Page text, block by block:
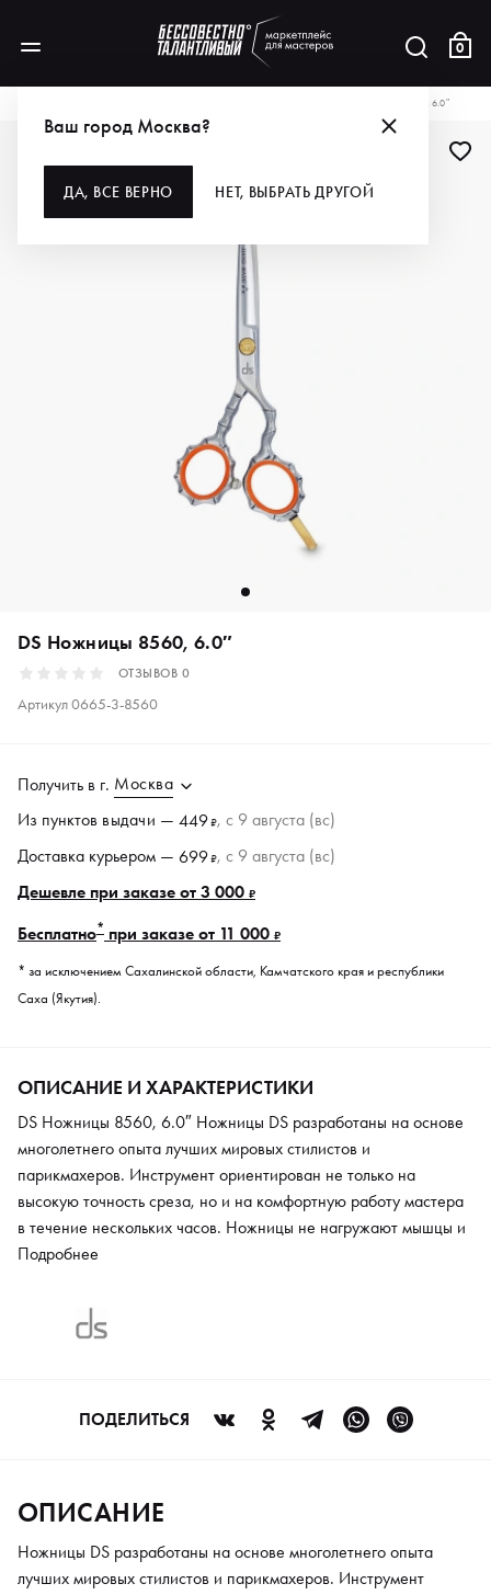
0
Ваш город Москва?
ДА, ВСЕ ВЕРНО НЕТ, ВЫБРАТЬ ДРУГОЙ
DS НОЖНИЦЫ 8560, 6.0″
DS Ножницы 8560, 6.0″
ОТЗЫВОВ 0
Артикул0665-3-8560
Получить в г. Москва
Из пунктов выдачи — 449₽, c 9 августа (вс)
Доставка курьером — 699₽, c 9 августа (вс)
Дешевле при заказе от 3 000 ₽
Бесплатно* при заказе от 11 000 ₽
* за исключением Сахалинской области, Камчатского края и республики
Саха (Якутия).
ОПИСАНИЕ И ХАРАКТЕРИСТИКИ
DS Ножницы 8560, 6.0″ Ножницы DS разработаны на основе
многолетнего опыта лучших мировых стилистов и
парикмахеров. Инструмент ориентирован не только на
высокую точность среза, но и на комфортную работу мастера
в течение нескольких часов. Ножницы не нагружают мышцы и
позволяют кисти работать эффективно. Этот инструмент
мастеру, благодаря своей универсальности. Заводской заточки
инструмента хватает на год интенсивной работы.
Подробнее
ПОДЕЛИТЬСЯ
ОПИСАНИЕ
Ножницы DS разработаны на основе многолетнего опыта
лучших мировых стилистов и парикмахеров. Инструмент